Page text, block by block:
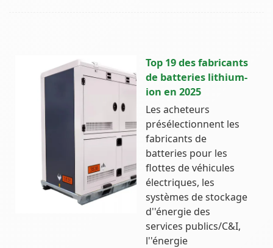
Top 19 des fabricants
de batteries lithium-
ion en 2025
Les acheteurs
présélectionnent les
fabricants de
batteries pour les
flottes de véhicules
électriques, les
systèmes de stockage
d''énergie des
services publics/C&I,
l''énergie